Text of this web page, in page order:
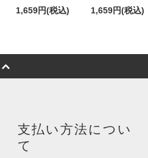
1,659円(税込)
1,659円(税込)
支払い方法につい
て